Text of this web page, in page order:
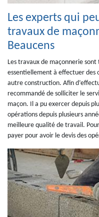
Les experts qui
travaux de
Beaucens
Les travaux de maçonnerie
essentiellement à effectuer
autre construction. Afin
recommandé de solliciter le
maçon. Il a pu exercer depuis
opérations depuis plusieurs
meilleure qualité de travail.
payer pour avoir le devis des